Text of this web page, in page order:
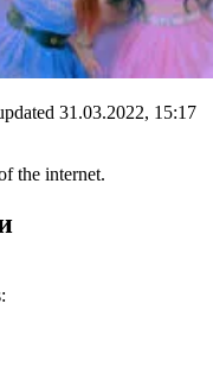
31.03.2022, 15:17
the internet.